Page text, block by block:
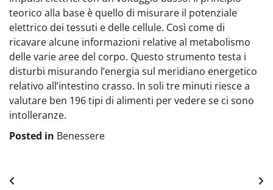
teorico alla base è quello di misurare il potenziale
elettrico dei tessuti e delle cellule. Così come di
ricavare alcune informazioni relative al metabolismo
delle varie aree del corpo. Questo strumento testa i
disturbi misurando l’energia sul meridiano energetico
relativo all’intestino crasso. In soli tre minuti riesce a
valutare ben 196 tipi di alimenti per vedere se ci sono
intolleranze.
Posted in Benessere
Navigazione